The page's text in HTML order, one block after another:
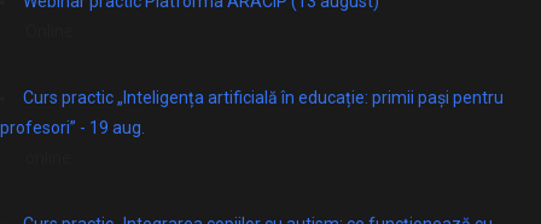
Curs practic „Inteligența artificială în educație: primii pași pentru
profesori” - 19 aug.